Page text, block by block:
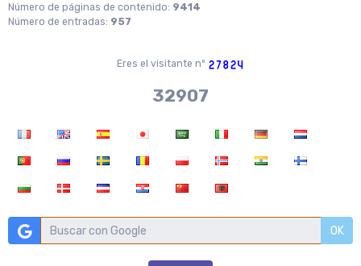
Número de páginas de contenido: 9414
Número de entradas: 957
Eres el visitante nº
36704
OK